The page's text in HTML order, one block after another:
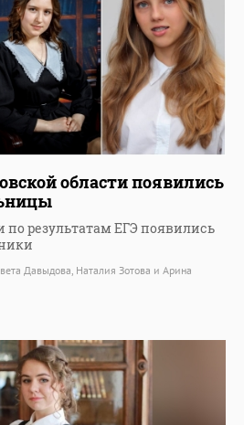
области появились
по результатам ЕГЭ появились
Давыдова, Наталия Зотова и Арина